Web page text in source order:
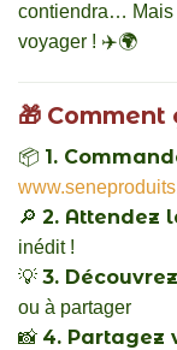
contiendra… Mais
voyager ! ✈️🌍
🎁 Comment
📦 1.
🔎 2. Attendez
inédit !
💡 3.
ou à partager
📸 4. Partagez